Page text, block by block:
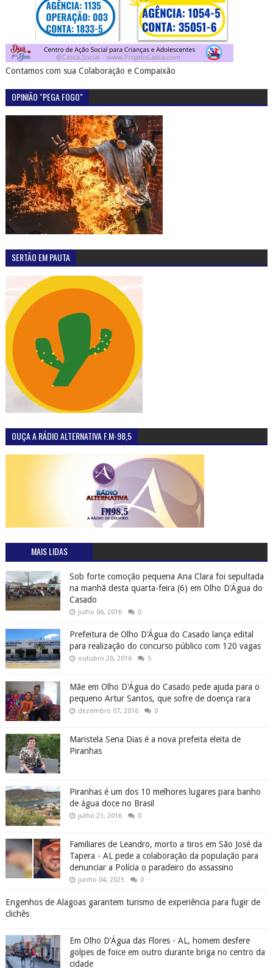
Contamos com sua Colaboração e Compaixão
OPINIÃO "PEGA FOGO"
SERTÃO EM PAUTA
OUÇA A RÁDIO ALTERNATIVA F.M-98,5
MAIS LIDAS
Sob forte comoção pequena Ana Clara foi sepultada
na manhã desta quarta-feira (6) em Olho D'Água do
Casado
julho 06, 2016 0
Prefeitura de Olho D'Água do Casado lança edital
para realização do concurso público com 120 vagas
outubro 20, 2016 5
Mãe em Olho D'Água do Casado pede ajuda para o
pequeno Artur Santos, que sofre de doença rara
dezembro 07, 2016 0
Maristela Sena Dias é a nova prefeita eleita de
Piranhas
Piranhas é um dos 10 melhores lugares para banho
de água doce no Brasil
julho 21, 2016 0
Familiares de Leandro, morto a tiros em São José da
Tapera - AL pede a colaboração da população para
denunciar a Polícia o paradeiro do assassino
junho 04, 2025 0
Engenhos de Alagoas garantem turismo de experiência para fugir de
clichês
Em Olho D’Água das Flores - AL, homem desfere
golpes de foice em outro durante briga no centro da
cidade